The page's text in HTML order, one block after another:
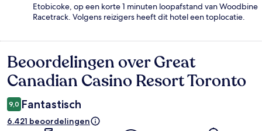
Etobicoke, op een korte 1 minuten loopafstand van Woodbine
Racetrack. Volgens reizigers heeft dit hotel een toplocatie.
Beoordelingen
Beoordelingen over Great
Canadian Casino Resort Toronto
9,0 Fantastisch
6.421 beoordelingen